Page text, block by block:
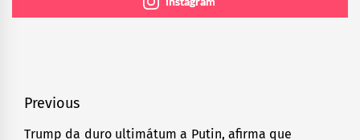
Navegación
de
Previous
Previous
Trump da duro ultimátum a Putin, afirma que